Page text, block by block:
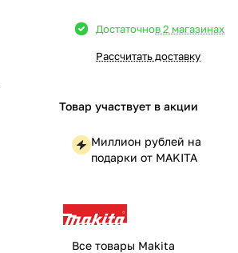
Достаточнов 2 магазинах
Рассчитать доставку
Товар участвует в акции
Миллион рублей на
подарки от MAKITA
Все товары Makita
любого банка
% будут